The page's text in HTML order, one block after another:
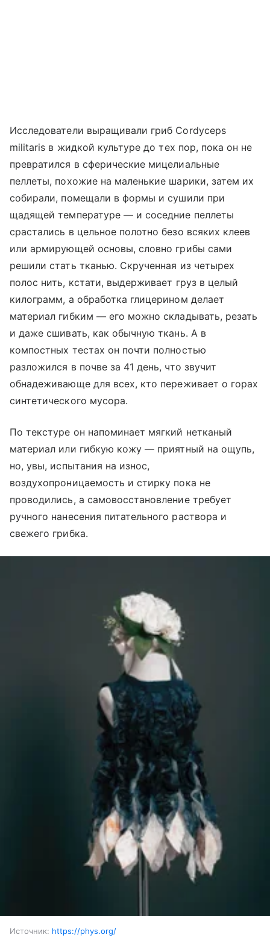
Исследователи выращивали гриб Cordyceps
militaris в жидкой культуре до тех пор, пока он не
превратился в сферические мицелиальные
пеллеты, похожие на маленькие шарики, затем их
собирали, помещали в формы и сушили при
щадящей температуре — и соседние пеллеты
срастались в цельное полотно безо всяких клеев
или армирующей основы, словно грибы сами
решили стать тканью. Скрученная из четырех
полос нить, кстати, выдерживает груз в целый
килограмм, а обработка глицерином делает
материал гибким — его можно складывать, резать
и даже сшивать, как обычную ткань. А в
компостных тестах он почти полностью
разложился в почве за 41 день, что звучит
обнадеживающе для всех, кто переживает о горах
синтетического мусора.
По текстуре он напоминает мягкий нетканый
материал или гибкую кожу — приятный на ощупь,
но, увы, испытания на износ,
воздухопроницаемость и стирку пока не
проводились, а самовосстановление требует
ручного нанесения питательного раствора и
свежего грибка.
Источник: https://phys.org/